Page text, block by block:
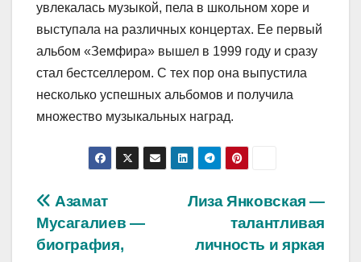
увлекалась музыкой, пела в школьном хоре и
выступала на различных концертах. Ее первый
альбом «Земфира» вышел в 1999 году и сразу
стал бестселлером. С тех пор она выпустила
несколько успешных альбомов и получила
множество музыкальных наград.
Навигация
по
Лиза Янковская —
талантливая
личность и яркая
Азамат
Мусагалиев —
биография,